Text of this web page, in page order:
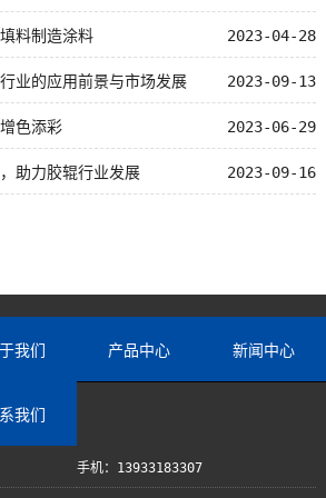
2023-04-28
料制造涂料
2023-09-13
业的应用前景与市场发展
2023-06-29
色添彩
2023-09-16
助力胶辊行业发展
我们 产品中心 新闻中心
我们
手机：13933183307